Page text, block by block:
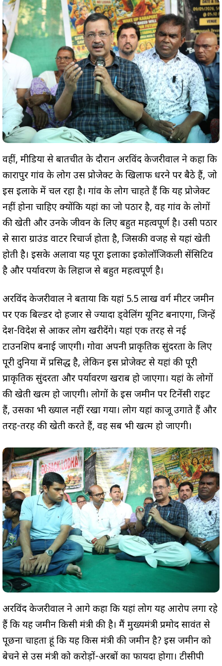
वहीं, मीडिया से बातचीत के दौरान अरविंद केजरीवाल ने कहा कि
कारापुर गांव के लोग उस प्रोजेक्ट के खिलाफ धरने पर बैठे हैं, जो
इस इलाके में चल रहा है। गांव के लोग चाहते हैं कि यह प्रोजेक्ट
नहीं होना चाहिए क्योंकि यहां का जो पठार है, वह गांव के लोगों
की खेती और उनके जीवन के लिए बहुत महत्वपूर्ण है। उसी पठार
से सारा ग्राउंड वाटर रिचार्ज होता है, जिसकी वजह से यहां खेती
होती है। इसके अलावा यह पूरा इलाका इकोलॉजिकली सेंसिटिव
है और पर्यावरण के लिहाज से बहुत महत्वपूर्ण है।
अरविंद केजरीवाल ने बताया कि यहां 5.5 लाख वर्ग मीटर जमीन
पर एक बिल्डर दो हजार से ज्यादा ड्वेलिंग यूनिट बनाएगा, जिन्हें
देश-विदेश से आकर लोग खरीदेंगे। यहां एक तरह से नई
टाउनशिप बनाई जाएगी। गोवा अपनी प्राकृतिक सुंदरता के लिए
पूरी दुनिया में प्रसिद्ध है, लेकिन इस प्रोजेक्ट से यहां की पूरी
प्राकृतिक सुंदरता और पर्यावरण खराब हो जाएगा। यहां के लोगों
की खेती खत्म हो जाएगी। लोगों के इस जमीन पर टिनेंसी राइट
हैं, उसका भी ख्याल नहीं रखा गया। लोग यहां काजू उगाते हैं और
तरह-तरह की खेती करते हैं, वह सब भी खत्म हो जाएगी।
अरविंद केजरीवाल ने आगे कहा कि यहां लोग यह आरोप लगा रहे
हैं कि यह जमीन किसी मंत्री की है। मैं मुख्यमंत्री प्रमोद सावंत से
पूछना चाहता हूं कि यह किस मंत्री की जमीन है? इस जमीन को
बेचने से उस मंत्री को करोड़ों-अरबों का फायदा होगा। टीसीपी